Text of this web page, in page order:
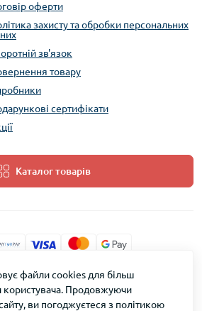
оферти
захисту та обробки персональних
зв'язок
товару
сертифікати
Каталог товарів
ТМ Скарб © 2026
файли cookies для більш
користувача. Продовжуючи
ви погоджуєтеся з політикою